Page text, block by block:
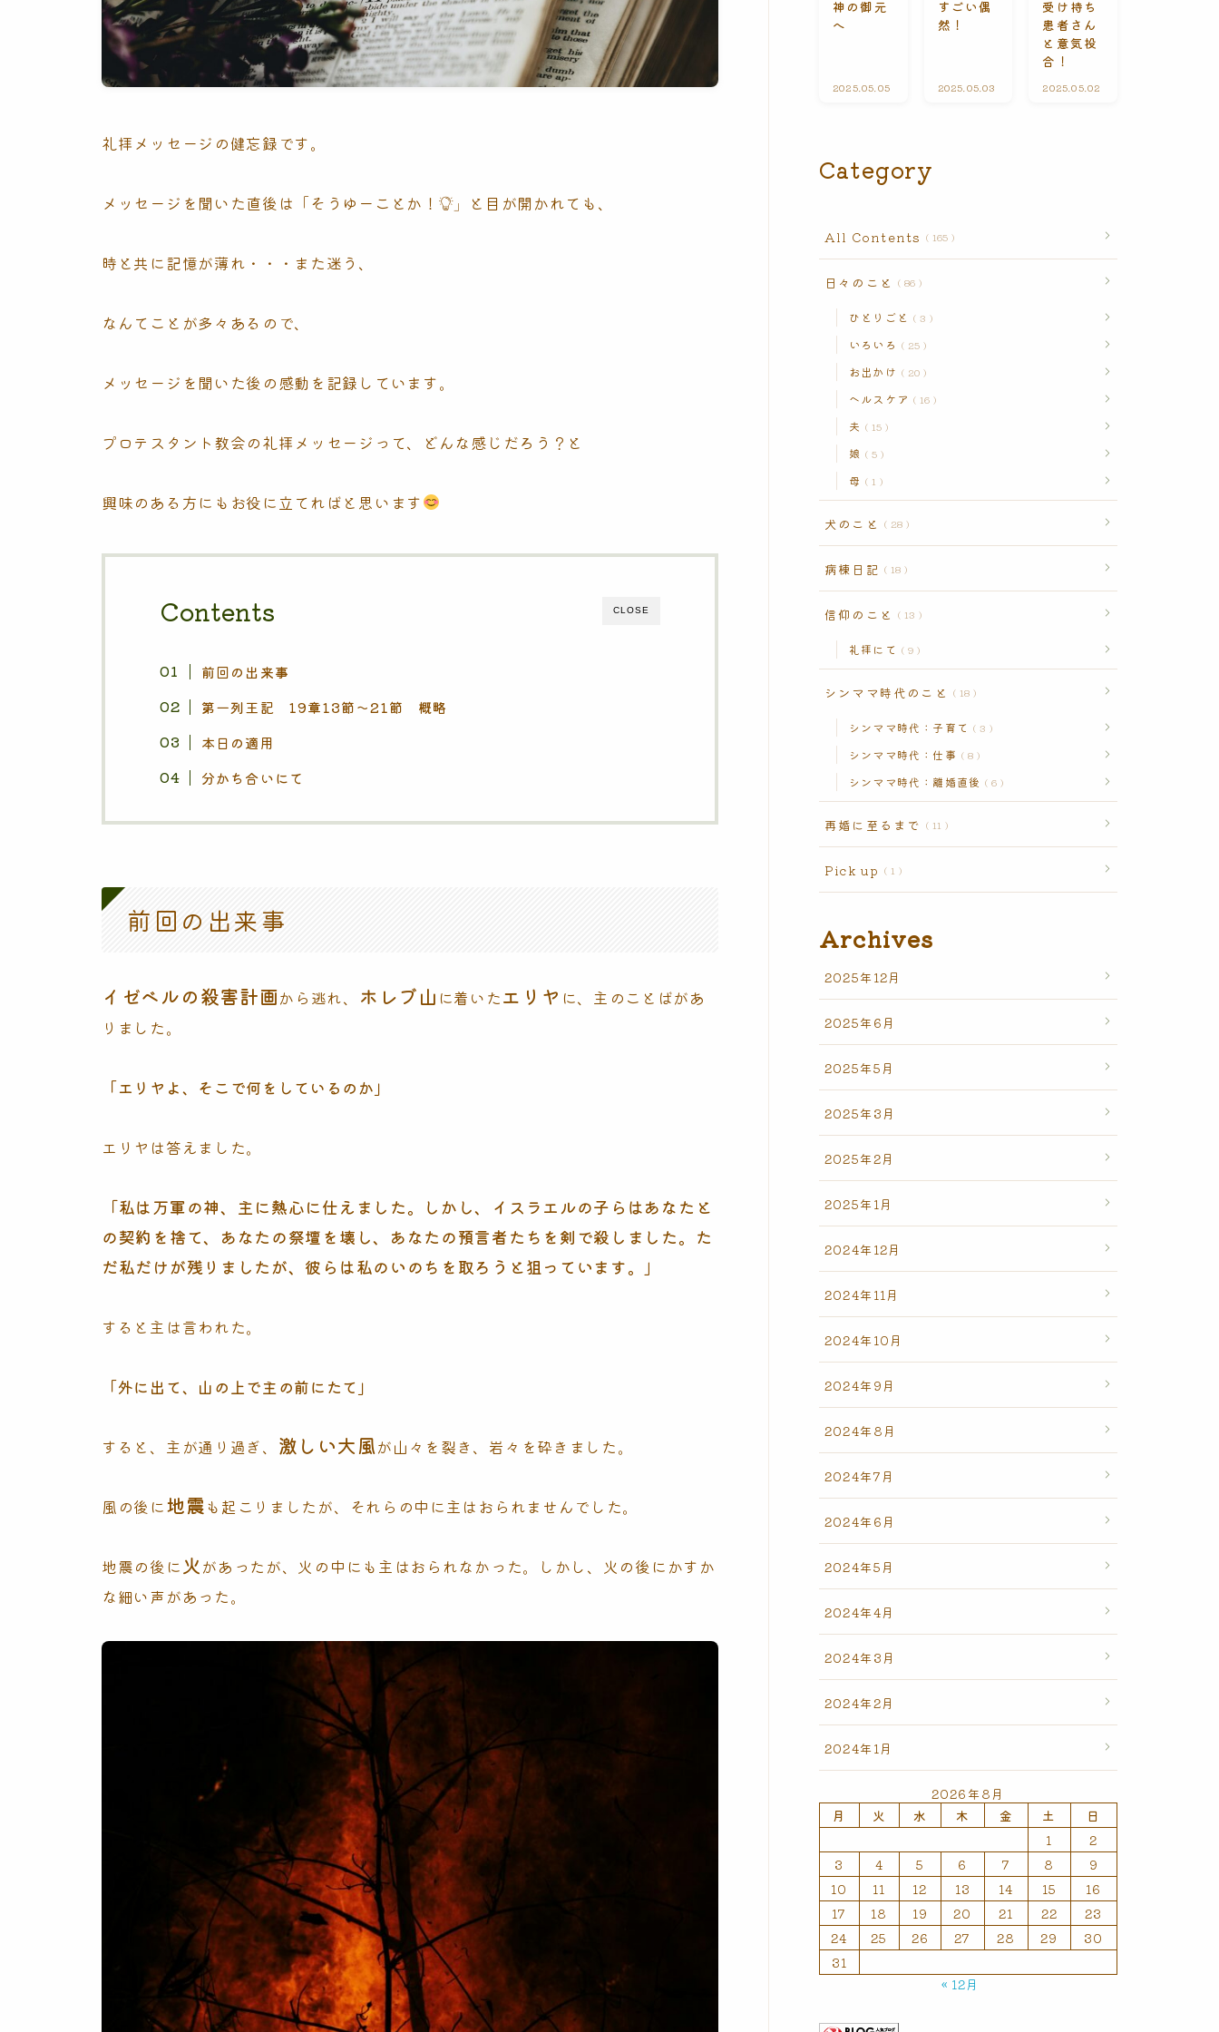
礼拝メッセージの健忘録です。
メッセージを聞いた直後は「そうゆーことか！ 」 と目が開かれても、
時と共に記憶が薄れ・・・また迷う、
なんてことが多々あるので、
メッセージを聞いた後の感動を記録しています。
プロテスタント教会の礼拝メッセージって、どんな感じだろう？と
興味のある方にもお役に立てればと思います
CLOSE
Contents
前回の出来事
第一列王記 19章13節〜21節 概略
本日の適用
分かち合いにて
前回の出来事
イゼベルの殺害計画から逃れ、 ホレブ山 に着いたエリヤ に、主のことばがあ
りました。
「エリヤよ、そこで何をしているのか」
エリヤは答えました。
「私は万軍の神、主に熱心に仕えました。しかし、イスラエルの子らはあなたと
の契約を捨て、あなたの祭壇を壊し、あなたの預言者たちを剣で殺しました。た
だ私だけが残りましたが、彼らは私のいのちを取ろうと狙っています。」
すると主は言われた。
「外に出て、山の上で主の前にたて」
すると、主が通り過ぎ、 激しい大風が山々を裂き、岩々を砕きました。
風の後に地震も起こりましたが、それらの中に主はおられませんでした。
地震の後に 火 があったが、火の中にも主はおられなかった。しかし、火の後にかすか
な細い声があった。
神の御元
へ
2025.05.05
t
e
すごい偶
然！
2025.05.03
受け持ち
患者さん
と意気投
合！
2025.05.02
Category
All Contents 165
日々のこと 86
ひとりごと 3
いろいろ 25
お出かけ 20
ヘルスケア 16
夫 15
娘 5
母 1
犬のこと 28
病棟日記 18
信仰のこと 13
礼拝にて 9
シンママ時代のこと 18
シンママ時代：子育て 3
シンママ時代：仕事 8
シンママ時代：離婚直後 6
再婚に至るまで 11
Pick up 1
Archives
2025年12月
2025年6月
2025年5月
2025年3月
2025年2月
2025年1月
2024年12月
2024年11月
2024年10月
2024年9月
2024年8月
2024年7月
2024年6月
2024年5月
2024年4月
2024年3月
2024年2月
2024年1月
2026年8月
月
火 水 木 金 土
日
1
2
3
4 5 6 7 8
9
10
11 12 13 14 15
16
17
18 19 20 21 22
23
24
25 26 27 28 29
30
31
« 12月